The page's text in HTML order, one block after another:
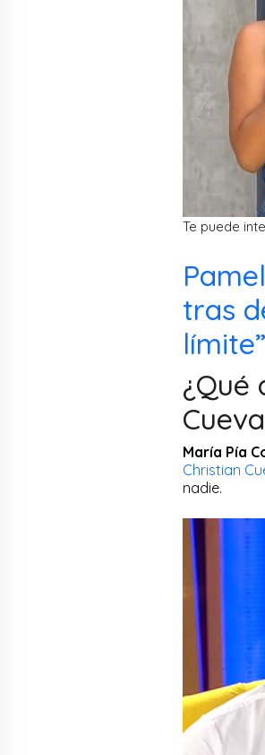
Te puede
tras
límite”
¿Qué
María Pía
Christian
nadie.